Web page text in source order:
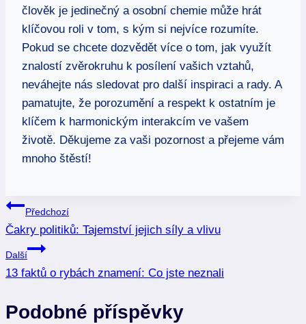
člověk je jedinečný a osobní chemie může hrát
klíčovou roli v tom, s kým si nejvíce rozumíte.
Pokud se chcete dozvědět více o tom, jak využít
znalostí zvěrokruhu k posílení vašich vztahů,
neváhejte nás sledovat pro další inspiraci a rady. A
pamatujte, že porozumění a respekt k ostatním je
klíčem k harmonickým interakcím ve vašem
životě. Děkujeme za vaši pozornost a přejeme vám
mnoho štěstí!
Navigace
pro
příspěvek
Předchozí
Čakry politiků: Tajemství jejich síly a vlivu
Další
13 faktů o rybách znamení: Co jste neznali
Podobné příspěvky